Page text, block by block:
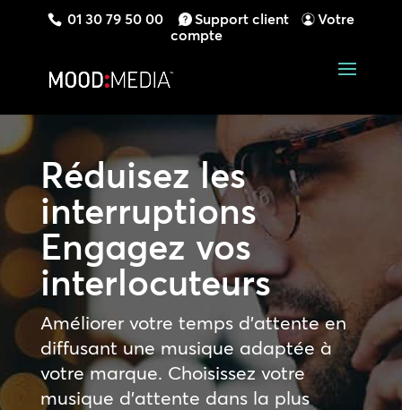
01 30 79 50 00 Support client
Votre
compte
Réduisez les
interruptions
Engagez vos
interlocuteurs
Améliorer votre temps d’attente en
diffusant une musique adaptée à
votre marque. Choisissez votre
musique d’attente dans la plus